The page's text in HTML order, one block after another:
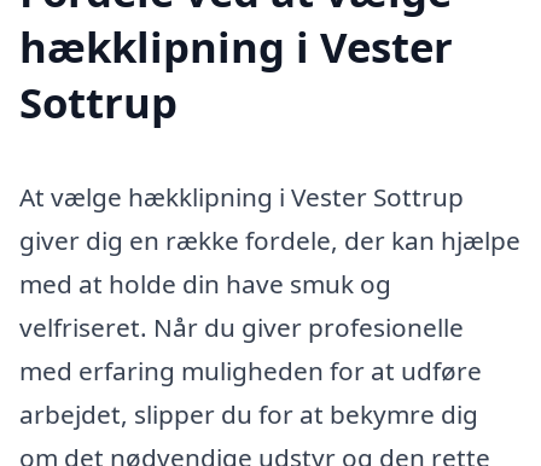
hækklipning i Vester
Sottrup
At vælge hækklipning i Vester Sottrup
giver dig en række fordele, der kan hjælpe
med at holde din have smuk og
velfriseret. Når du giver profesionelle
med erfaring muligheden for at udføre
arbejdet, slipper du for at bekymre dig
om det nødvendige udstyr og den rette